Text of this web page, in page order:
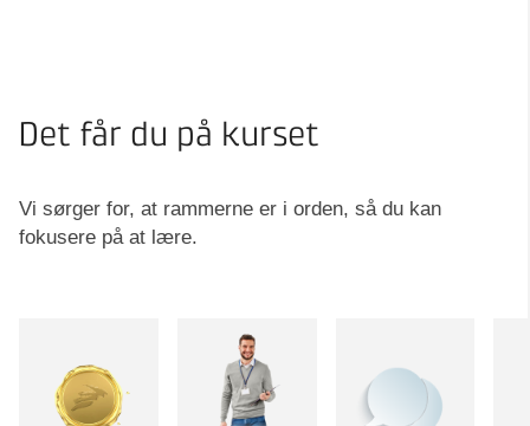
Det får du på kurset
Vi sørger for, at rammerne er i orden, så du kan
fokusere på at lære.